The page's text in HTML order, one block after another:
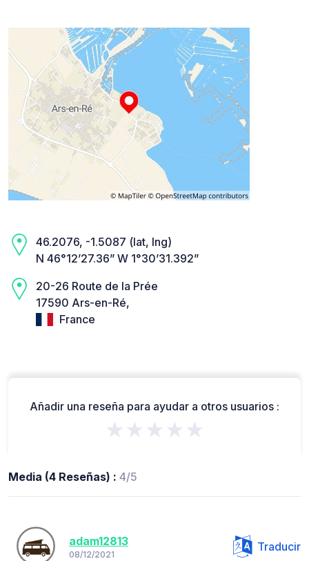
46.2076, -1.5087 (lat, lng)
N 46°12’27.36” W 1°30’31.392”
20-26 Route de la Prée
17590 Ars-en-Ré,
France
Añadir una reseña para ayudar a otros usuarios :
★★★★★
Media (4 Reseñas) : 4/5
adam12813
08/12/2021
Traducir